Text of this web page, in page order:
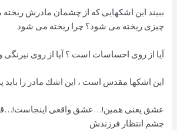
ببيند اين اشكهايی كه از چشمان مادرش
چيزی ريخته می شود؟ چرا ريخته می شود
آيا از روی احساسات است ؟ آيا از روی
اين اشكها مقدس است ، اين اشك مادر را بايد
عشق يعنی همين!…عشق واقعی
چشم انتظار فرزندش